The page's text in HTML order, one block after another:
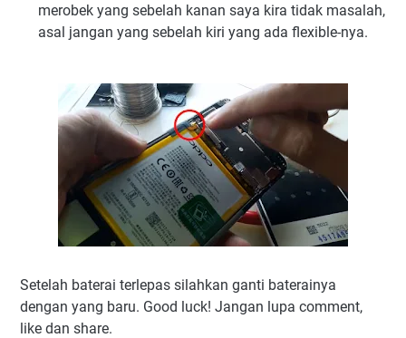
merobek yang sebelah kanan saya kira tidak masalah,
asal jangan yang sebelah kiri yang ada flexible-nya.
Setelah baterai terlepas silahkan ganti baterainya
dengan yang baru. Good luck! Jangan lupa comment,
like dan share.